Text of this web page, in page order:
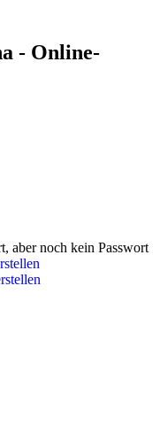
- Online-
aber noch kein Passwort